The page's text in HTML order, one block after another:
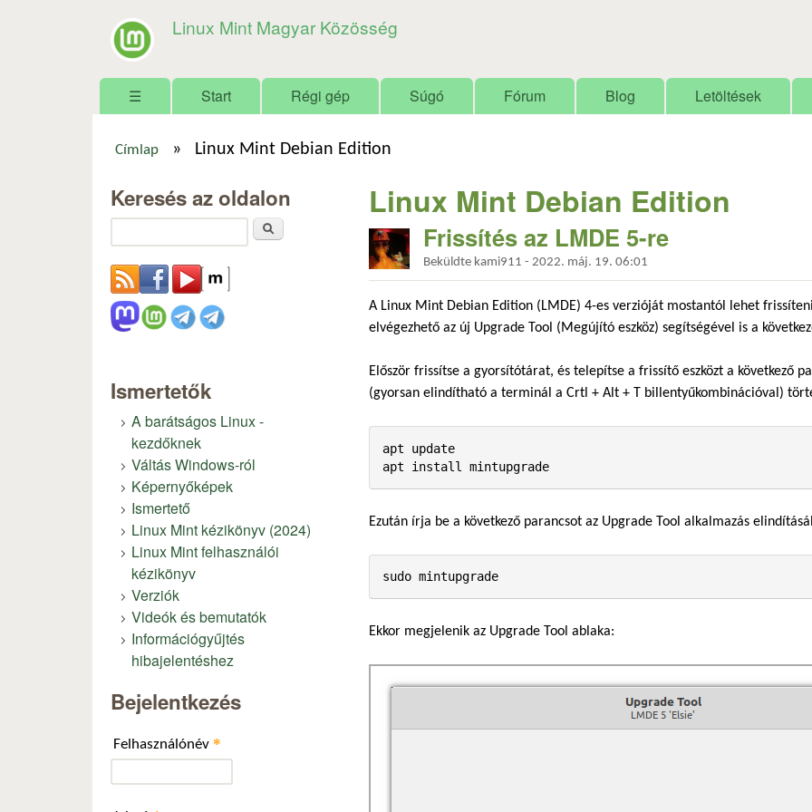
Linux Mint Magyar Közösség
Főmenü
☰ Start Régi gép Súgó Fórum Blog Letöltések
Címlap » Linux Mint Debian Edition
Linux Mint Debian Edition
Frissítés az LMDE 5-re
Beküldte kami911 - 2022. máj. 19. 06:01
A Linux Mint Debian Edition (LMDE) 4-es verzióját mostantól lehet
elvégezhető az új Upgrade Tool (Megújító eszköz) segítségével is a
Először frissítse a gyorsítótárat, és telepítse a frissítő eszközt a következő
(gyorsan elindítható a terminál a Crtl + Alt + T billentyűkombinációval)
apt update
apt install mintupgrade
Ezután írja be a következő parancsot az Upgrade Tool alkalmazás
sudo mintupgrade
Ekkor megjelenik az Upgrade Tool ablaka:
Keresés az oldalon
Ismertetők
A barátságos Linux -
kezdőknek
Váltás Windows-ról
Képernyőképek
Ismertető
Linux Mint kézikönyv (2024)
Linux Mint felhasználói
kézikönyv
Verziók
Videók és bemutatók
Információgyűjtés
hibajelentéshez
Bejelentkezés
Felhasználónév *